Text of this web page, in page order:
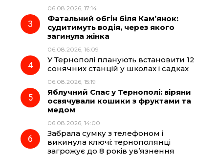
k
a
m
06.08.2026, 17:14
Фатальний обгін біля Кам’янок:
судитимуть водія, через якого
загинула жінка
06.08.2026, 16:09
У Тернополі планують встановити 12
сонячних станцій у школах і садках
06.08.2026, 15:19
Яблучний Спас у Тернополі: віряни
освячували кошики з фруктами та
медом
06.08.2026, 14:00
Забрала сумку з телефоном і
викинула ключі: тернополянці
загрожує до 8 років ув’язнення